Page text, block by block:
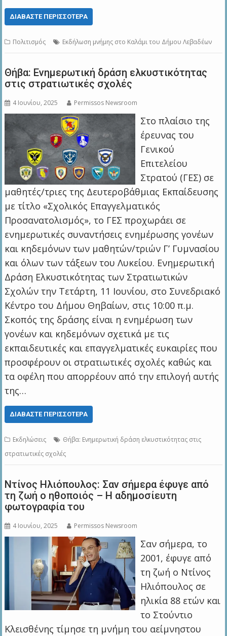
ΔΙΑΒΆΣΤΕ ΠΕΡΙΣΣΌΤΕΡΑ
Πολιτισμός Εκδήλωση μνήμης στο Καλάμι του Δήμου Λεβαδέων
Θήβα: Ενημερωτική δράση ελκυστικότητας
στις στρατιωτικές σχολές
4 Ιουνίου, 2025 Permissos Newsroom
Στο πλαίσιο της
έρευνας του
Γενικού
Επιτελείου
Στρατού (ΓΕΣ) σε
μαθητές/τριες της Δευτεροβάθμιας Εκπαίδευσης
με τίτλο «Σχολικός Επαγγελματικός
Προσανατολισμός», το ΓΕΣ προχωράει σε
ενημερωτικές συναντήσεις ενημέρωσης γονέων
και κηδεμόνων των μαθητών/τριών Γ’ Γυμνασίου
και όλων των τάξεων του Λυκείου. Ενημερωτική
Δράση Ελκυστικότητας των Στρατιωτικών
Σχολών την Τετάρτη, 11 Ιουνίου, στο Συνεδριακό
Κέντρο του Δήμου Θηβαίων, στις 10:00 π.μ.
Σκοπός της δράσης είναι η ενημέρωση των
γονέων και κηδεμόνων σχετικά με τις
εκπαιδευτικές και επαγγελματικές ευκαιρίες που
προσφέρουν οι στρατιωτικές σχολές καθώς και
τα οφέλη που απορρέουν από την επιλογή αυτής
της…
ΔΙΑΒΆΣΤΕ ΠΕΡΙΣΣΌΤΕΡΑ
Εκδηλώσεις
Θήβα: Ενημερωτική δράση ελκυστικότητας στις
στρατιωτικές σχολές
Ντίνος Ηλιόπουλος: Σαν σήμερα έφυγε από
τη ζωή ο ηθοποιός – Η αδημοσίευτη
φωτογραφία του
4 Ιουνίου, 2025 Permissos Newsroom
Σαν σήμερα, το
2001, έφυγε από
τη ζωή ο Ντίνος
Ηλιόπουλος σε
ηλικία 88 ετών και
το Στούντιο
Κλεισθένης τίμησε τη μνήμη του αείμνηστου